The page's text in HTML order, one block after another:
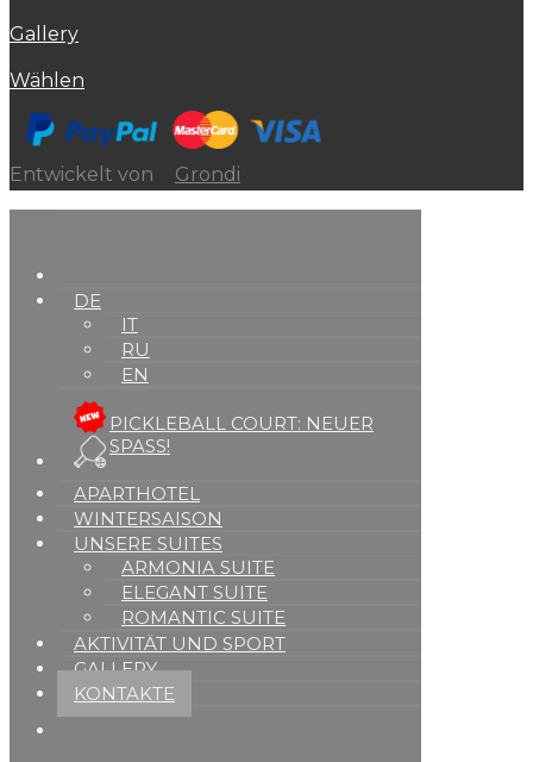
Gallery
Wählen
Entwickelt von Grondi
DE
IT
RU
EN
PICKLEBALL COURT: NEUER
SPASS!
APARTHOTEL
WINTERSAISON
UNSERE SUITES
ARMONIA SUITE
ELEGANT SUITE
ROMANTIC SUITE
AKTIVITÄT UND SPORT
GALLERY
KONTAKTE